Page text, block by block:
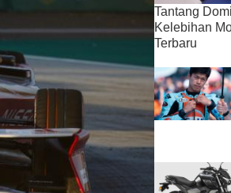
Tantang
Kelebihan
Terbaru